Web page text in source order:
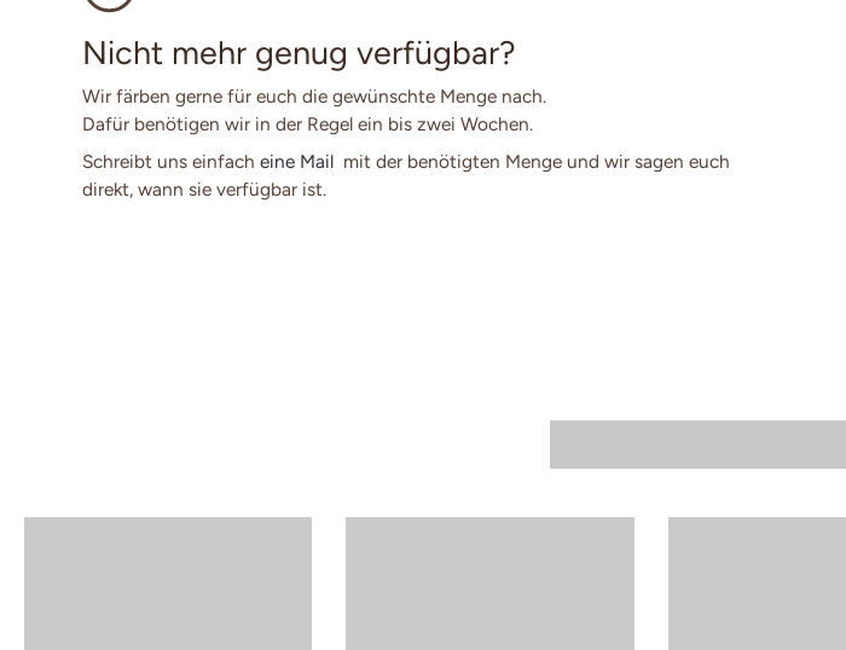
Nicht mehr genug verfügbar?
Wir färben gerne für euch die gewünschte Menge nach.
Dafür benötigen wir in der Regel ein bis zwei Wochen.
Schreibt uns einfach eine Mail mit der benötigten Menge und wir sagen euch
direkt, wann sie verfügbar ist.